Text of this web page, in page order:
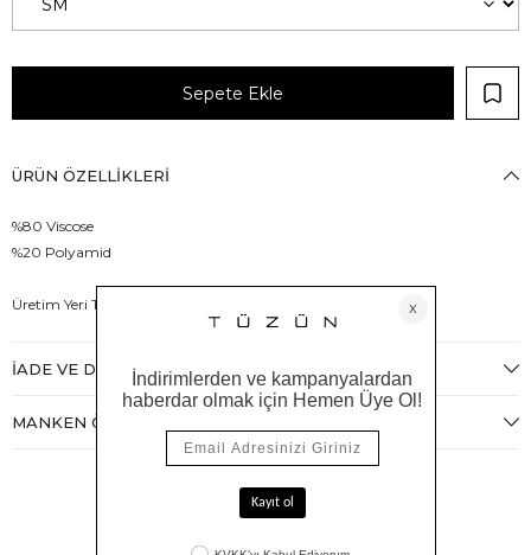
ÜRÜN ÖZELLIKLERI
%80 Viscose
%20 Polyamid
Üretim Yeri Türkiye
İADE VE DEĞIŞIM
MANKEN ÖLÇÜLERI
Benzer Ürünler